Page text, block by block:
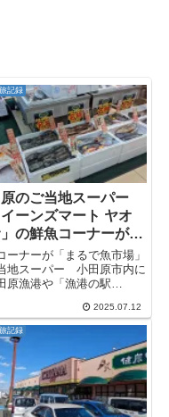
記録
のご当地スーパー
イーンズマート ヤオ
の鮮魚コーナーが凄
ーナーが「まるで魚市場」
地スーパー 小田原市内に
原漁港や「漁港の駅
店は数ありますが、どうや
原市内をメインに展開して
当地スーパー「ヤオマサ」
コーナーが凄いと話題だそ
2025.07.12
記録